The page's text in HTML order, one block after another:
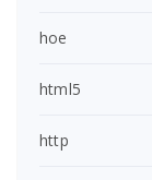
hoe
html5
http